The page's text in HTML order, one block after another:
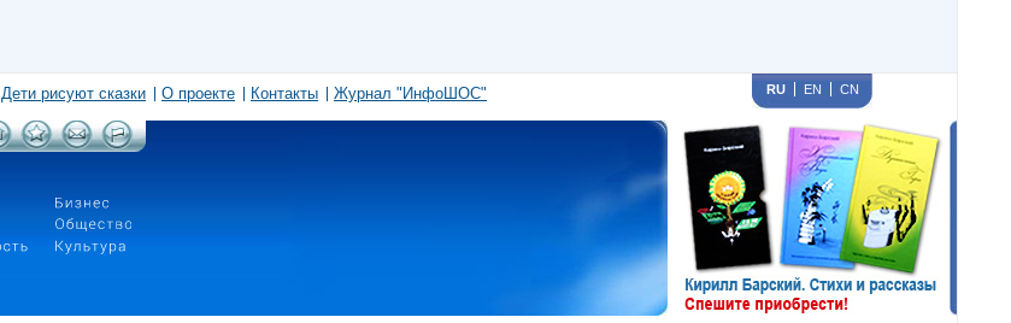
Дети рисуют сказки О проекте Контакты Журнал "ИнфоШОС" RU EN CN